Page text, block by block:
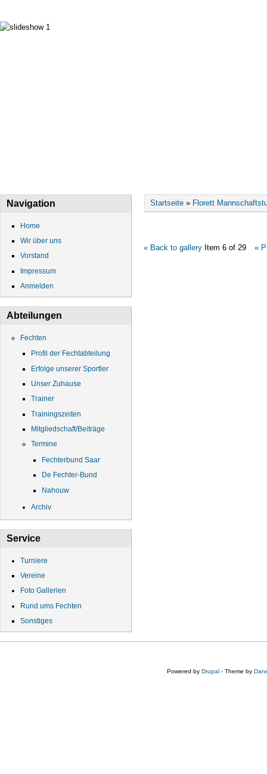
Navigation
Home
Wir über uns
Vorstand
Impressum
Anmelden
Abteilungen
Fechten
Profil der Fechtabteilung
Erfolge unserer Sportler
Unser Zuhause
Trainer
Trainingszeiten
Mitgliedschaft/Beiträge
Termine
Fechterbund Saar
De Fechter-Bund
Nahouw
Archiv
Service
Turniere
Vereine
Foto Gallerien
Rund ums Fechten
Sonstiges
Sie sind hier
Startseite » Florett
« Back to gallery Item 6 of 29 «
Powered byDrupal - Theme by